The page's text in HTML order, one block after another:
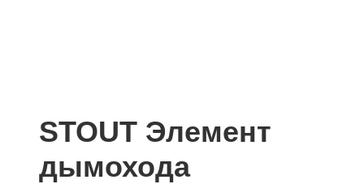
STOUT Элемент
дымохода